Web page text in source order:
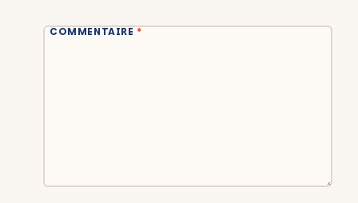
COMMENTAIRE*